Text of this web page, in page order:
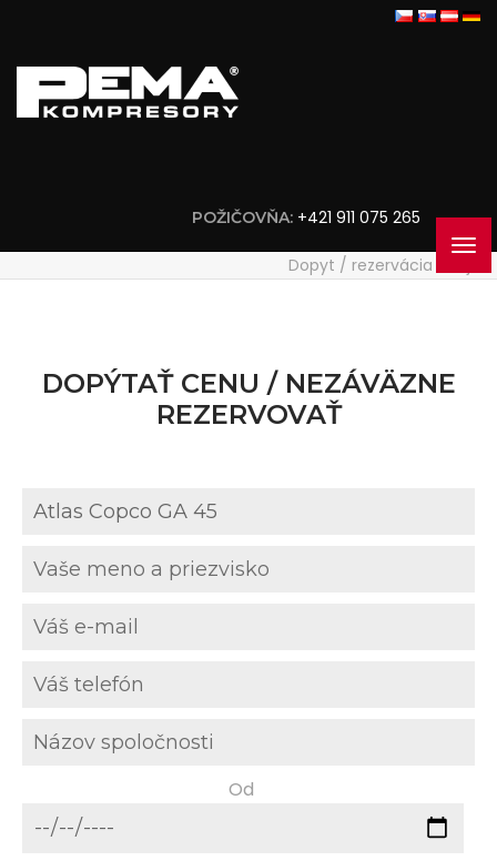
POŽIČOVŇA: +421 911 075 265
Dopyt / rezervácia stroja
DOPÝTAŤ CENU / NEZÁVÄZNE
REZERVOVAŤ
Od